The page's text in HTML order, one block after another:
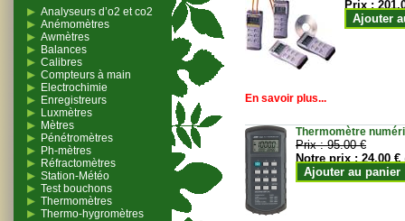
Analyseurs d’o2 et co2
Anémomètres
Awmètres
Balances
Calibres
Compteurs à main
Electrochimie
Enregistreurs
Luxmètres
Mètres
Pénétromètres
Ph-mètres
Réfractomètres
Station-Météo
Test bouchons
Thermomètres
Thermo-hygromètres
Prix :
Ajouter
En savoir plus...
Thermomètre
Prix :95.00 €
Notre prix :24.00 €
Ajouter au panier